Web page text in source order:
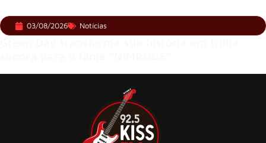
03/08/2026 Notícias